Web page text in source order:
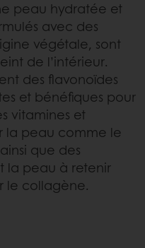
peau hydratée et
avec des
végétale, sont
de l’intérieur.
des flavonoïdes
et bénéfiques pour
vitamines et
la peau comme le
que des
la peau à retenir
le collagène.